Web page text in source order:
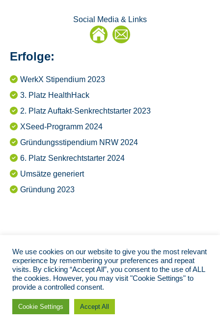
Social Media & Links
E-
Erfolge:
WerkX Stipendium 2023
3. Platz HealthHack
2. Platz Auftakt-Senkrechtstarter 2023
XSeed-Programm 2024
Gründungsstipendium NRW 2024
6. Platz Senkrechtstarter 2024
Umsätze generiert
Gründung 2023
We use cookies on our website to give you the most relevant
experience by remembering your preferences and repeat
visits. By clicking “Accept All”, you consent to the use of ALL
the cookies. However, you may visit "Cookie Settings" to
provide a controlled consent.
Cookie Settings Accept All